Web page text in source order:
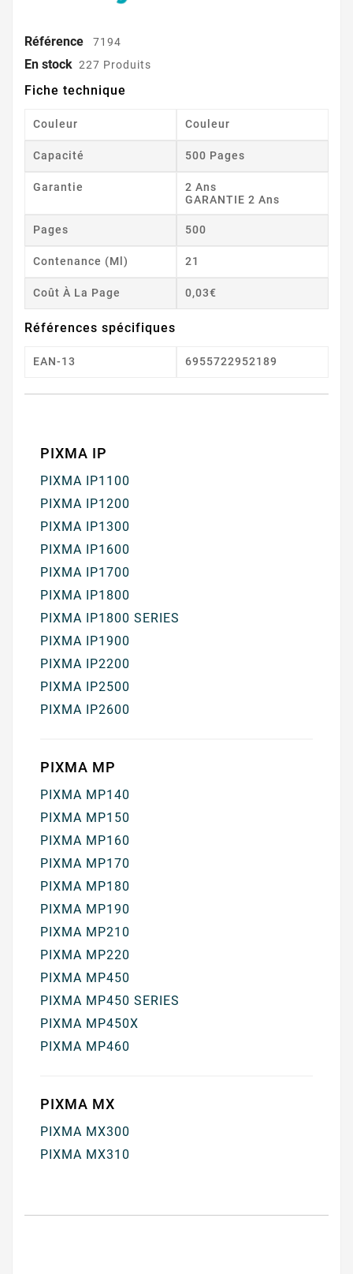
Référence 7194
En stock 227 Produits
Fiche technique
Couleur Couleur
Capacité 500 Pages
Garantie
2 Ans
GARANTIE 2 Ans
Pages 500
Contenance (ml) 21
Coût À La Page 0,03€
Références spécifiques
EAN-13 6955722952189
PIXMA IP
PIXMA IP1100
PIXMA IP1200
PIXMA IP1300
PIXMA IP1600
PIXMA IP1700
PIXMA IP1800
PIXMA IP1800 SERIES
PIXMA IP1900
PIXMA IP2200
PIXMA IP2500
PIXMA IP2600
PIXMA MP
PIXMA MP140
PIXMA MP150
PIXMA MP160
PIXMA MP170
PIXMA MP180
PIXMA MP190
PIXMA MP210
PIXMA MP220
PIXMA MP450
PIXMA MP450 SERIES
PIXMA MP450X
PIXMA MP460
PIXMA MX
PIXMA MX300
PIXMA MX310